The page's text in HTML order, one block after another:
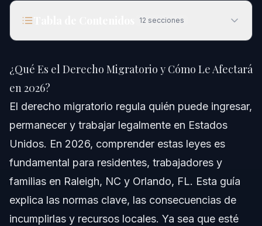
12 secciones
Respuesta Rápida
Comprendiendo el Derecho Migratorio en Estados
Unidos
Pasos Clave a Seguir en Casos Migratorios
Errores Comunes que Debe Evitar en Casos
Migratorios
Cronograma y Qué Esperar en Procesos
Migratorios
¿Qué Es el Derecho Migratorio y Cómo Le Afectará
en 2026?
El derecho migratorio regula quién puede ingresar,
permanecer y trabajar legalmente en Estados
Unidos. En 2026, comprender estas leyes es
fundamental para residentes, trabajadores y
familias en Raleigh, NC y Orlando, FL. Esta guía
explica las normas clave, las consecuencias de
incumplirlas y recursos locales. Ya sea que esté